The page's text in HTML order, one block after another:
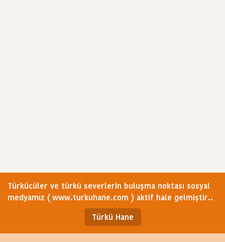
Türkücüler ve türkü severlerin buluşma noktası sosyal
medyamız ( www.turkuhane.com ) aktif hale gelmiştir..
Türkü Hane